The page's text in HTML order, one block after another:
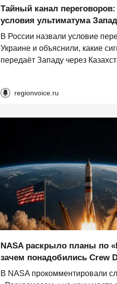
Тайный канал
условия ультиматума
В России назвали условие
Украине и объяснили, какие
передаёт Западу через
regionvoice.ru
NASA раскрыло планы по
зачем понадобились Crew
В NASA прокомментировали